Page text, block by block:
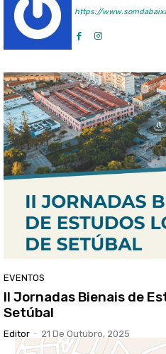
https://
EVENTOS
II Jornadas Bienais de
Setúbal
Editor - 21 De Outubro, 2025